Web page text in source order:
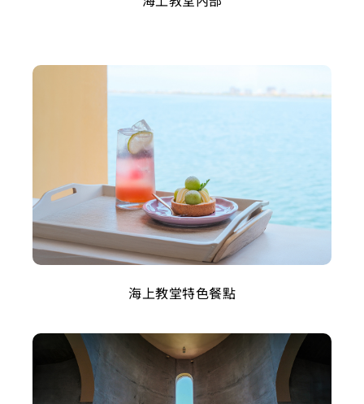
海上教堂特色餐點